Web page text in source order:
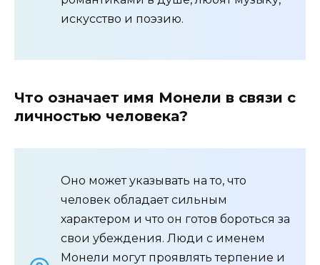
искусство и поэзию.
Что означает имя Монели в связи с
личностью человека?
Оно может указывать на то, что
человек обладает сильным
характером и что он готов бороться за
свои убеждения. Люди с именем
Монели могут проявлять терпение и